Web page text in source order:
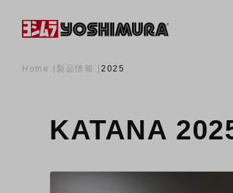
Home 製品情報 2025
KATANA